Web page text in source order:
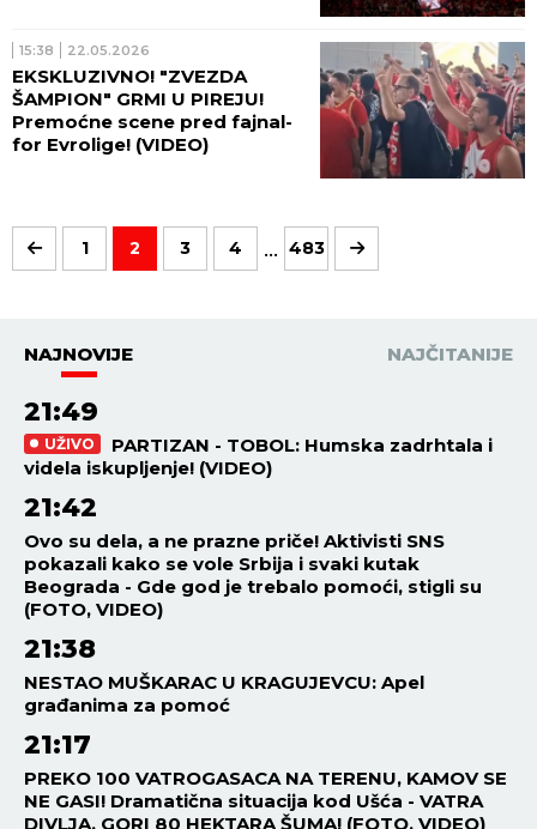
15:38 22.05.2026
EKSKLUZIVNO! "ZVEZDA
ŠAMPION" GRMI U PIREJU!
Premoćne scene pred fajnal-
for Evrolige! (VIDEO)
1 2 3 4 ... 483
NAJNOVIJE NAJČITANIJE
21:49
UŽIVO
PARTIZAN - TOBOL: Humska zadrhtala i
videla iskupljenje! (VIDEO)
21:42
Ovo su dela, a ne prazne priče! Aktivisti SNS
pokazali kako se vole Srbija i svaki kutak
Beograda - Gde god je trebalo pomoći, stigli su
(FOTO, VIDEO)
21:38
NESTAO MUŠKARAC U KRAGUJEVCU: Apel
građanima za pomoć
21:17
PREKO 100 VATROGASACA NA TERENU, KAMOV SE
NE GASI! Dramatična situacija kod Ušća - VATRA
DIVLJA, GORI 80 HEKTARA ŠUMA! (FOTO, VIDEO)